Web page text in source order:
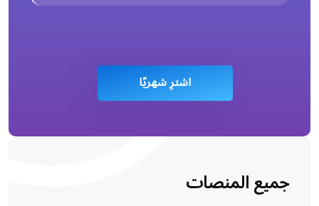
اشترِ شهريًا
جميع المنصات